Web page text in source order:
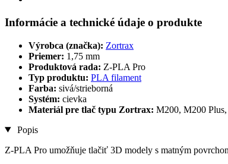
Informácie a technické údaje o produkte
Výrobca (značka): Zortrax
Priemer: 1,75 mm
Produktová rada: Z-PLA Pro
Typ produktu: PLA filament
Farba: sivá/strieborná
Systém: cievka
Materiál pre tlač typu Zortrax: M200, M200
Popis
Z-PLA Pro umožňuje tlačiť 3D modely s matným